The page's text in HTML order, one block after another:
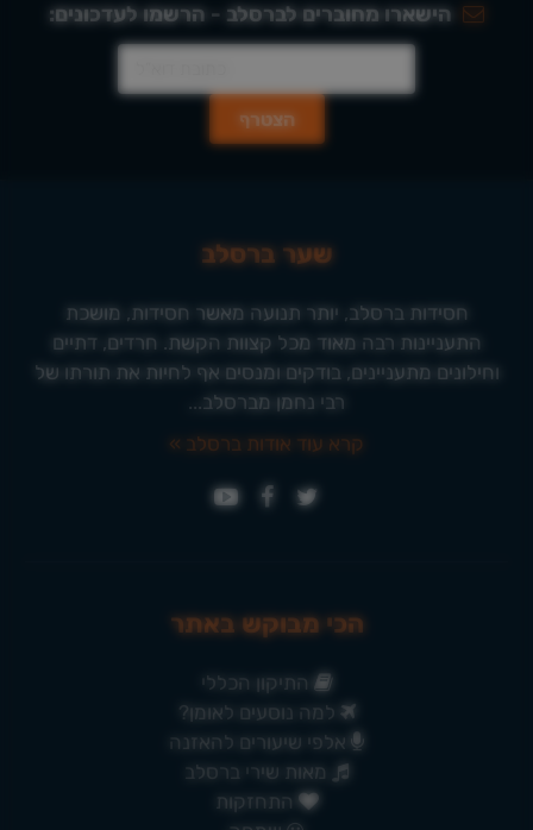
הישארו מחוברים לברסלב - הרשמו לעדכונים:
שער ברסלב
חסידות ברסלב, יותר תנועה מאשר חסידות, מושכת
התעניינות רבה מאוד מכל קצוות הקשת. חרדים, דתיים
וחילונים מתעניינים, בודקים ומנסים אף לחיות את תורתו של
רבי נחמן מברסלב...
קרא עוד אודות ברסלב »
הכי מבוקש באתר
התיקון הכללי
למה נוסעים לאומן?
אלפי שיעורים להאזנה
מאות שירי ברסלב
התחזקות